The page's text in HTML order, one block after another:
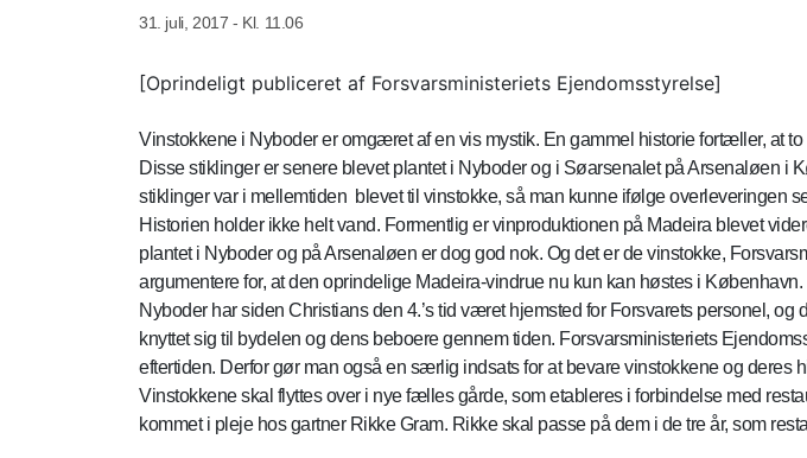
31. juli, 2017 - Kl. 11.06
[Oprindeligt publiceret af Forsvarsministeriets Ejendomsstyrelse]
Vinstokkene i Nyboder er omgæret af en vis mystik. En gammel historie fortæller, at
Disse stiklinger er senere blevet plantet i Nyboder og i Søarsenalet på Arsenaløen
stiklinger var i mellemtiden blevet til vinstokke, så man kunne ifølge overleveringen
Historien holder ikke helt vand. Formentlig er vinproduktionen på Madeira blevet
plantet i Nyboder og på Arsenaløen er dog god nok. Og det er de vinstokke,
argumentere for, at den oprindelige Madeira-vindrue nu kun kan høstes i København.
Nyboder har siden Christians den 4.’s tid været hjemsted for Forsvarets personel,
knyttet sig til bydelen og dens beboere gennem tiden. Forsvarsministeriets
eftertiden. Derfor gør man også en særlig indsats for at bevare vinstokkene og deres
Vinstokkene skal flyttes over i nye fælles gårde, som etableres i forbindelse med
kommet i pleje hos gartner Rikke Gram. Rikke skal passe på dem i de tre år, som